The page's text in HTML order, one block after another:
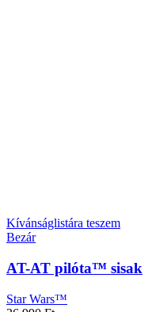
Kívánságlistára teszem
Bezár
AT-AT pilóta™ sisak
Star Wars™